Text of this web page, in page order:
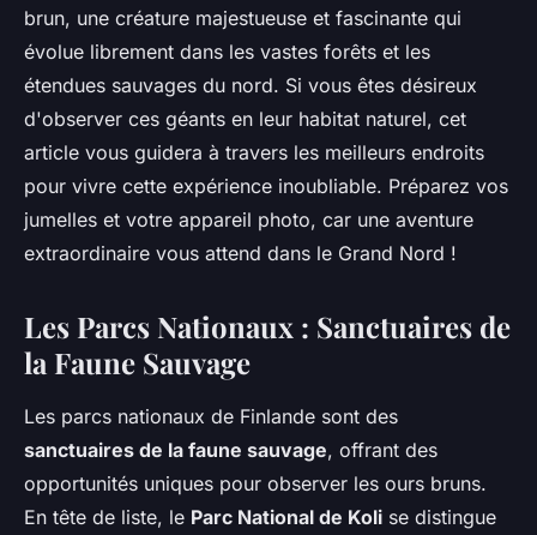
brun, une créature majestueuse et fascinante qui
évolue librement dans les vastes forêts et les
étendues sauvages du nord. Si vous êtes désireux
d'observer ces géants en leur habitat naturel, cet
article vous guidera à travers les meilleurs endroits
pour vivre cette expérience inoubliable. Préparez vos
jumelles et votre appareil photo, car une aventure
extraordinaire vous attend dans le Grand Nord !
Les Parcs Nationaux : Sanctuaires de
la Faune Sauvage
Les parcs nationaux de Finlande sont des
sanctuaires de la faune sauvage, offrant des
opportunités uniques pour observer les ours bruns.
En tête de liste, le Parc National de Koli se distingue